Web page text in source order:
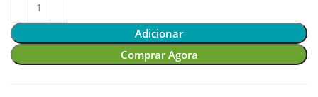
Adicionar
Comprar Agora